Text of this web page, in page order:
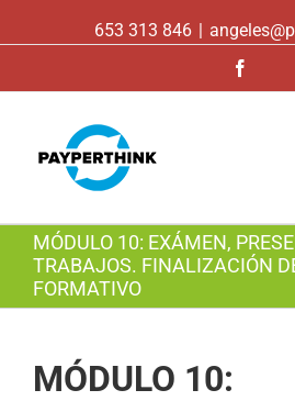
653 313 846 |
MÓDULO 10: EXÁMEN,
TRABAJOS. FINALIZACIÓN
FORMATIVO
MÓDULO 10: